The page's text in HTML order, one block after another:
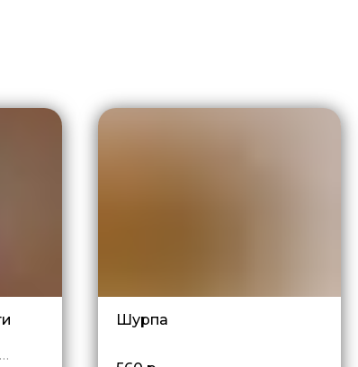
Шурпа